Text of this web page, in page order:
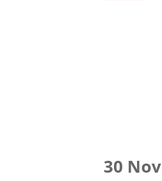
30 Nov